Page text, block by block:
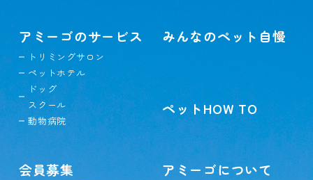
アミーゴのサービス
トリミングサロン
ペットホテル
ドッグ
スクール
動物病院
みんなのペット自慢
ペットHOW TO
会員募集 アミーゴについて